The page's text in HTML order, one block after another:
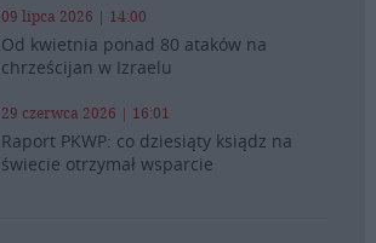
09 lipca 2026 | 14:00
Od kwietnia ponad 80 ataków na
chrześcijan w Izraelu
29 czerwca 2026 | 16:01
Raport PKWP: co dziesiąty ksiądz na
świecie otrzymał wsparcie